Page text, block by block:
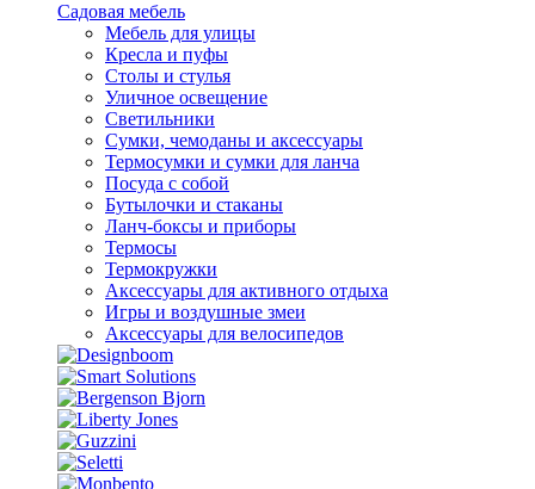
Садовая мебель
Мебель для улицы
Кресла и пуфы
Столы и стулья
Уличное освещение
Светильники
Сумки, чемоданы и аксессуары
Термосумки и сумки для ланча
Посуда с собой
Бутылочки и стаканы
Ланч-боксы и приборы
Термосы
Термокружки
Аксессуары для активного отдыха
Игры и воздушные змеи
Аксессуары для велосипедов